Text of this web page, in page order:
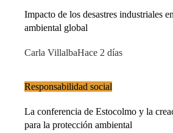
Impacto de los desastres industriales
ambiental global
Carla VillalbaHace 2 días
Responsabilidad social
La conferencia de Estocolmo y la
para la protección ambiental